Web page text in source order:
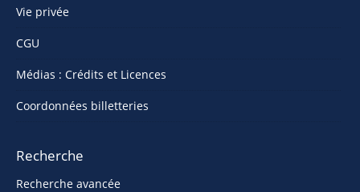
Vie privée
CGU
Médias : Crédits et Licences
Coordonnées billetteries
Recherche
Recherche avancée